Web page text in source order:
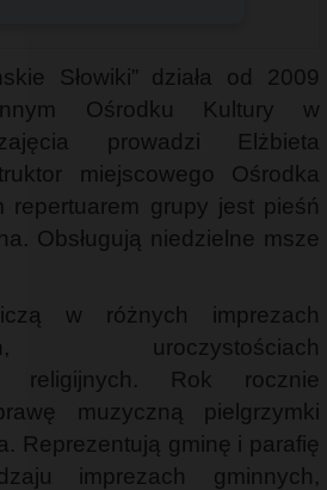
Słowiki” działa od 2009
Ośrodku Kultury w
prowadzi Elżbieta
miejscowego Ośrodka
repertuarem grupy jest pieśń
Obsługują niedzielne msze
w różnych imprezach
uroczystościach
religijnych. Rok rocznie
muzyczną pielgrzymki
Reprezentują gminę i parafię
imprezach gminnych,